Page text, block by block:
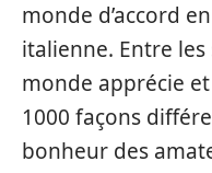
monde d’accord
italienne. Entre
monde apprécie
1000 façons
bonheur des